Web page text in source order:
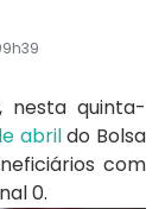
nesta quinta-
abrildo Bolsa
com
0.